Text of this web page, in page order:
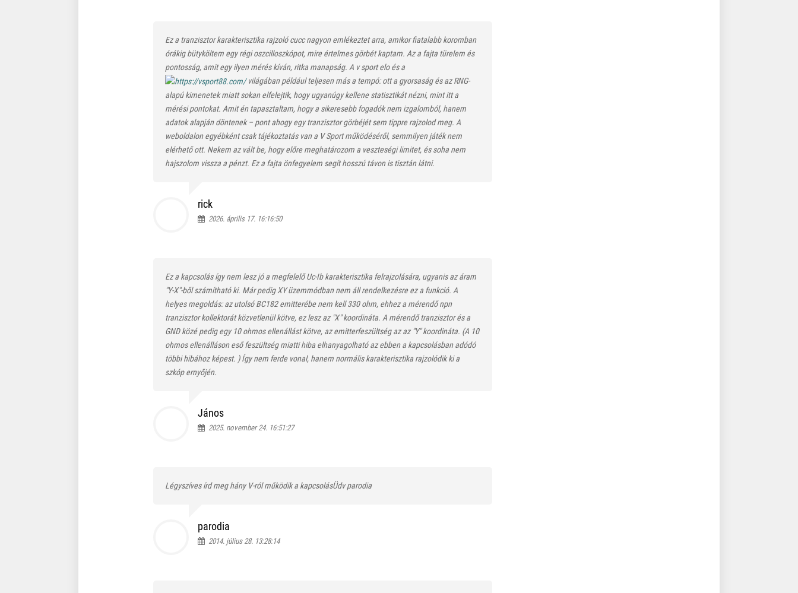
Ez a tranzisztor karakterisztika rajzoló cucc nagyon emlékeztet arra, amikor fiatalabb koromban
órákig bütyköltem egy régi oszcilloszkópot, mire értelmes görbét kaptam. Az a fajta türelem és
pontosság, amit egy ilyen mérés kíván, ritka manapság. A v sport elo és a
világában például teljesen más a tempó: ott a gyorsaság és az RNG-
alapú kimenetek miatt sokan elfelejtik, hogy ugyanúgy kellene statisztikát nézni, mint itt a
mérési pontokat. Amit én tapasztaltam, hogy a sikeresebb fogadók nem izgalomból, hanem
adatok alapján döntenek – pont ahogy egy tranzisztor görbéjét sem tippre rajzolod meg. A
weboldalon egyébként csak tájékoztatás van a V Sport működéséről, semmilyen játék nem
elérhető ott. Nekem az vált be, hogy előre meghatározom a veszteségi limitet, és soha nem
hajszolom vissza a pénzt. Ez a fajta önfegyelem segít hosszú távon is tisztán látni.
rick
2026. április 17. 16:16:50
Ez a kapcsolás így nem lesz jó a megfelelő Uc-Ib karakterisztika felrajzolására, ugyanis az áram
"Y-X"-ből számítható ki. Már pedig XY üzemmódban nem áll rendelkezésre ez a funkció. A
helyes megoldás: az utolsó BC182 emitterébe nem kell 330 ohm, ehhez a mérendő npn
tranzisztor kollektorát közvetlenül kötve, ez lesz az "X" koordináta. A mérendő tranzisztor és a
GND közé pedig egy 10 ohmos ellenállást kötve, az emitterfeszültség az az "Y" koordináta. (A 10
ohmos ellenálláson eső feszültség miatti hiba elhanyagolható az ebben a kapcsolásban adódó
többi hibához képest. ) Így nem ferde vonal, hanem normális karakterisztika rajzolódik ki a
szkóp ernyőjén.
János
2025. november 24. 16:51:27
Légyszíves írd meg hány V-ról működik a kapcsolásÜdv parodia
parodia
2014. július 28. 13:28:14